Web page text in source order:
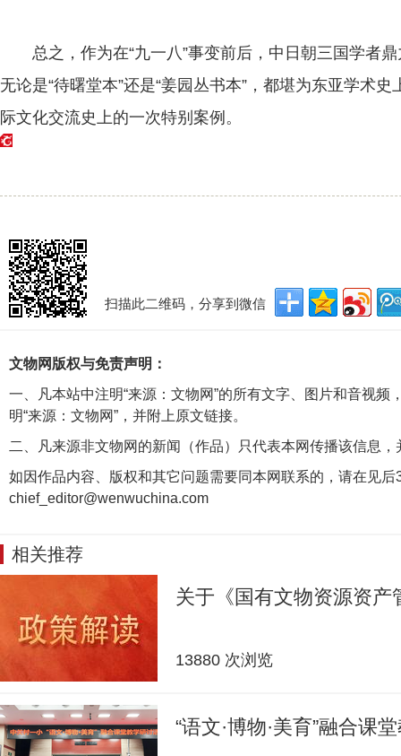
总之，作为在“九一八”事变前后，中日朝三国学者
无论是“待曙堂本”还是“姜园丛书本”，都堪为东亚学术
际文化交流史上的一次特别案例。
扫描此二维码，分享到微信
文物网版权与免责声明：
一、凡本站中注明“来源：文物网”的所有文字、图片和音视
明“来源：文物网”，并附上原文链接。
二、凡来源非文物网的新闻（作品）只代表本网传播该信息
如因作品内容、版权和其它问题需要同本网联系的，请在见后
chief_editor@wenwuchina.com
相关推荐
关于《国有文物资源资
13880 次浏览
“语文·博物·美育”融合课